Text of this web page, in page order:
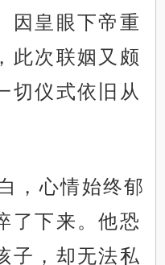
因皇眼下帝重
此次联姻又颇
切仪式依旧从
，心情始终郁
了下来。他恐
子，却无法私